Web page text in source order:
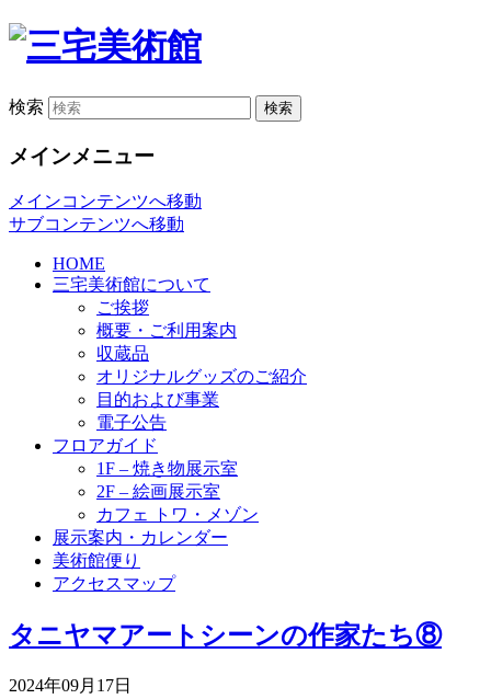
検索
メインメニュー
メインコンテンツへ移動
サブコンテンツへ移動
HOME
三宅美術館について
ご挨拶
概要・ご利用案内
収蔵品
オリジナルグッズのご紹介
目的および事業
電子公告
フロアガイド
1F – 焼き物展示室
2F – 絵画展示室
カフェ トワ・メゾン
展示案内・カレンダー
美術館便り
アクセスマップ
タニヤマアートシーンの作家たち⑧
2024年09月17日